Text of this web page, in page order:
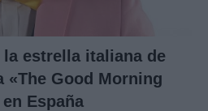
estrella italiana de
«The Good Morning
España